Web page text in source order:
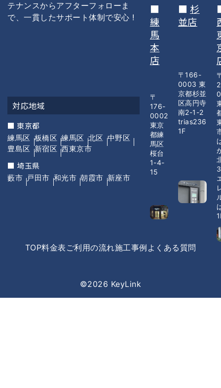
テナンスからアフターフォローま
で、一貫したサポート体制で安心 !
対応地域
■ 東京都
練馬区 板橋区 練馬区 北区 中野区
豊島区 新宿区 西東京市
■ 埼玉県
藪市 戸田市 和光市 朝霞市 新座市
■
練
馬
本
店
〒
176-
0002
東京
都練
馬区
桜台
1-4-
15
■ 杉
並店
〒166-
0003 東
京都杉並
区高円寺
南2-1-2
trias236
1F
TOP料金表 ご利用の流れ施工事例 よくある質問
©2026 KeyLink